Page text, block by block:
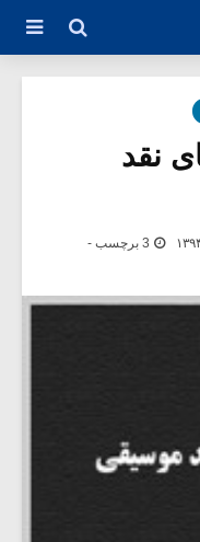
نقد
3 برچسب -